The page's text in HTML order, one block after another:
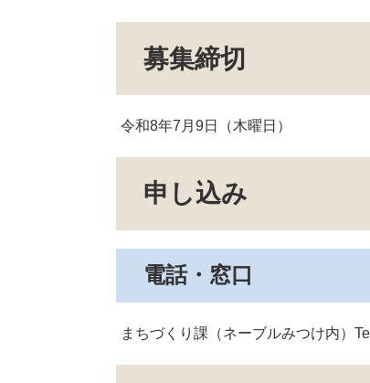
募集締切
令和8年7月9日（木曜日）
申し込み
電話・窓口
まちづくり課（ネーブルみつけ内）